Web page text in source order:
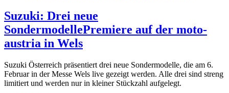
Suzuki: Drei neue
SondermodellePremiere auf der moto-
austria in Wels
Suzuki Österreich präsentiert drei neue Sondermodelle, die am 6.
Februar in der Messe Wels live gezeigt werden. Alle drei sind streng
limitiert und werden nur in kleiner Stückzahl aufgelegt.